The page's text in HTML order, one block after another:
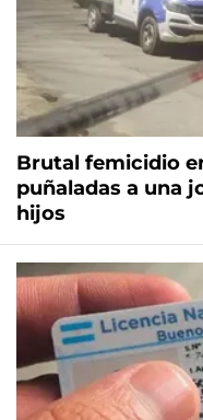
Brutal femicidio
puñaladas a una
hijos